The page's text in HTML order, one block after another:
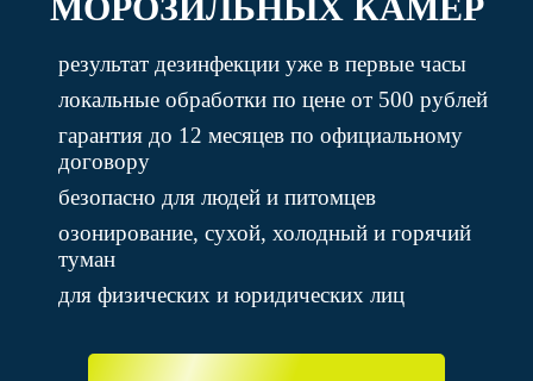
результат дезинфекции уже в первые часы
локальные обработки по цене от 500 рублей
гарантия до 12 месяцев по официальному
договору
безопасно для людей и питомцев
озонирование, сухой, холодный и горячий
туман
для физических и юридических лиц